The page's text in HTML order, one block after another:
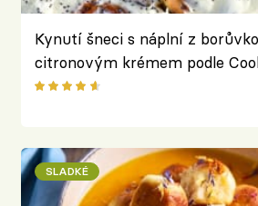
Kynutí šneci s náplní z
citronovým krémem podle
SLADKÉ